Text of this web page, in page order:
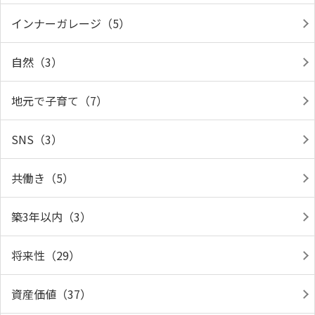
インナーガレージ（5）
自然（3）
地元で子育て（7）
SNS（3）
共働き（5）
築3年以内（3）
将来性（29）
資産価値（37）